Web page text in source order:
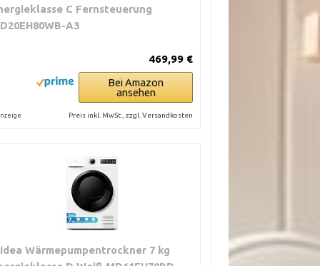
C Fernsteuerung
A3
469,99 €
Bei Amazon
ansehen
Preis inkl. MwSt., zzgl. Versandkosten
Wärmepumpentrockner 7 kg